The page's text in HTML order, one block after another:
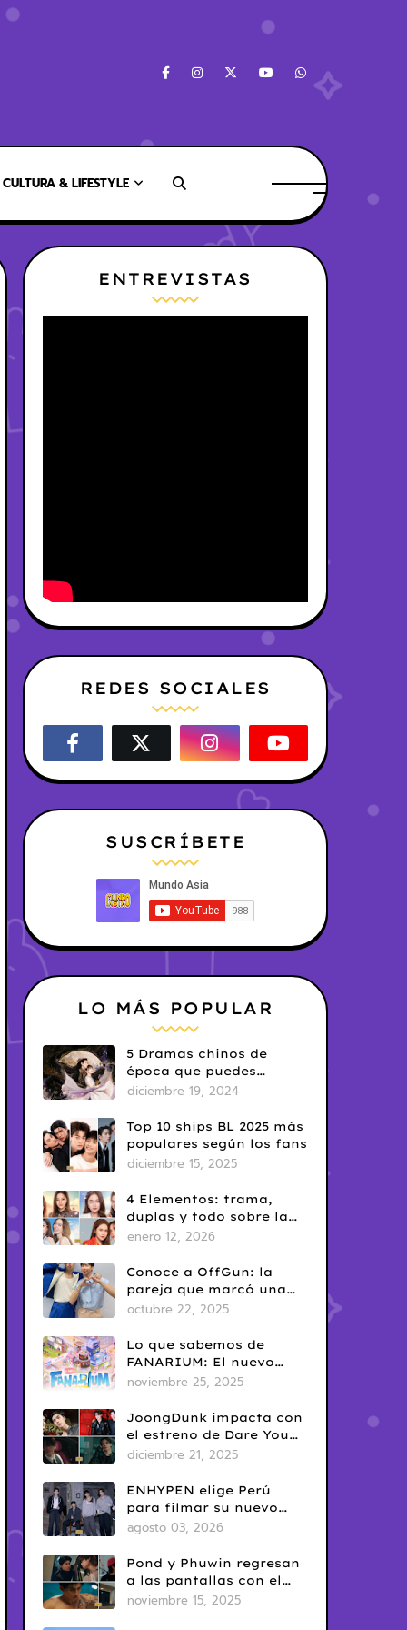
CULTURA & LIFESTYLE
ENTREVISTAS
REDES SOCIALES
SUSCRÍBETE
LO MÁS POPULAR
5 Dramas chinos de
época que puedes
disfrutar en Netflix
diciembre 19, 2024
Top 10 ships BL 2025 más
populares según los fans
diciembre 15, 2025
4 Elementos: trama,
duplas y todo sobre la
saga GL antes de su
enero 12, 2026
Conoce a OffGun: la
pareja que marcó una
era en el BL tailandés
octubre 22, 2025
Lo que sabemos de
FANARIUM: El nuevo
juego para celular de
noviembre 25, 2025
JoongDunk impacta con
el estreno de Dare You
To Death
diciembre 21, 2025
ENHYPEN elige Perú
para filmar su nuevo
video musical
agosto 03, 2026
Pond y Phuwin regresan
a las pantallas con el
esperado estreno de “Me
noviembre 15, 2025